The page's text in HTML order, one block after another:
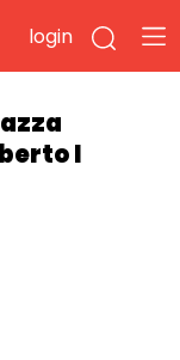
login
I